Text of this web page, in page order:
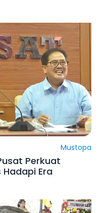
Mustopa
Perkuat
Era